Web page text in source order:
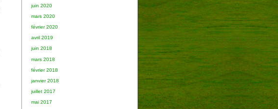
juin 2020
mars 2020
février 2020
avril 2019
juin 2018
mars 2018
février 2018
janvier 2018
juillet 2017
mai 2017